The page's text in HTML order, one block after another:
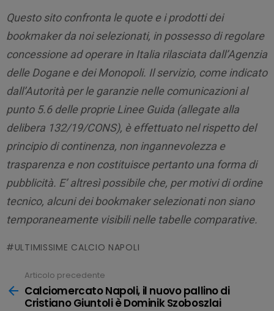
Questo sito confronta le quote e i prodotti dei
bookmaker da noi selezionati, in possesso di regolare
concessione ad operare in Italia rilasciata dall’Agenzia
delle Dogane e dei Monopoli. Il servizio, come indicato
dall’Autorità per le garanzie nelle comunicazioni al
punto 5.6 delle proprie Linee Guida (allegate alla
delibera 132/19/CONS), è effettuato nel rispetto del
principio di continenza, non ingannevolezza e
trasparenza e non costituisce pertanto una forma di
pubblicità. E’ altresì possibile che, per motivi di ordine
tecnico, alcuni dei bookmaker selezionati non siano
temporaneamente visibili nelle tabelle comparative.
ULTIMISSIME CALCIO NAPOLI
Leggi
tutto
Articolo precedente
Calciomercato Napoli, il nuovo pallino di
Cristiano Giuntoli è Dominik Szoboszlai